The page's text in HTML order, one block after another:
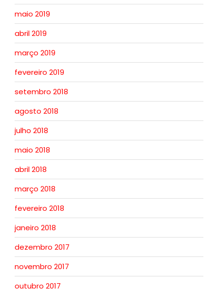
maio 2019
abril 2019
março 2019
fevereiro 2019
setembro 2018
agosto 2018
julho 2018
maio 2018
abril 2018
março 2018
fevereiro 2018
janeiro 2018
dezembro 2017
novembro 2017
outubro 2017